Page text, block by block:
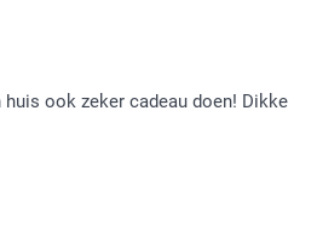
ook zeker cadeau doen! Dikke